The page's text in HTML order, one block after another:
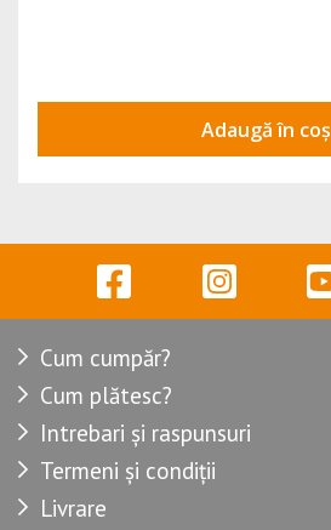
Adaugă în coș
Cum cumpăr?
Cum plătesc?
Intrebari și raspunsuri
Termeni și condiții
Livrare